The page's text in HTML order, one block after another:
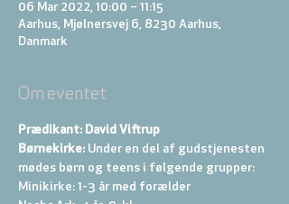
06 Mar 2022, 10:00 – 11:15
Aarhus, Mjølnersvej 6, 8230 Aarhus,
Danmark
Om eventet
Prædikant: David Viftrup
Børnekirke: Under en del af gudstjenesten
mødes børn og teens i følgende grupper:
Minikirke: 1-3 år med forælder